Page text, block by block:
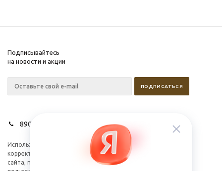
Подписывайтесь
на новости и акции
89028627275
Используем cookies для
корректной работы
сайта, персонализации
Компания
Информация